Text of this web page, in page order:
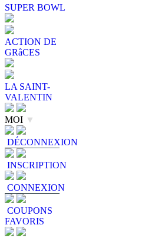
SUPER BOWL
ACTION DE
GRâCES
LA SAINT-
VALENTIN
MOI ▼
DÉCONNEXION
INSCRIPTION
CONNEXION
COUPONS
FAVORIS